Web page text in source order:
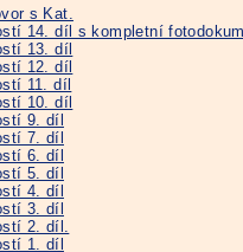
s Kat.
14. díl s kompletní
13. díl
12. díl
11. díl
10. díl
9. díl
7. díl
6. díl
5. díl
4. díl
3. díl
2. díl.
1. díl